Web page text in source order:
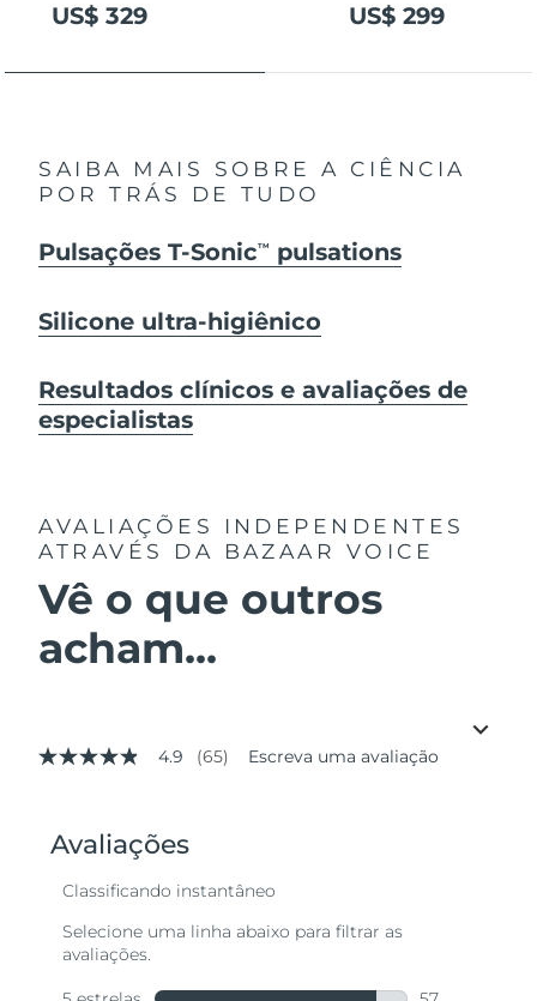
US$ 329 US$ 299
SAIBA MAIS SOBRE A CIÊNCIA
POR TRÁS DE TUDO
Pulsações T-SonicTM pulsations
Silicone ultra-higiênico
Resultados clínicos e avaliações de
especialistas
AVALIAÇÕES INDEPENDENTES
ATRAVÉS DA BAZAAR VOICE
Vê o que outros
acham...
4.9
valor
médio
avaliação.
Reviews.
abre
4.9 (65) Escreva uma avaliação